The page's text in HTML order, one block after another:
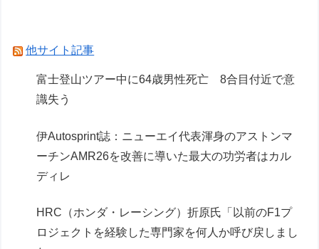
全国を旅行で周るのが趣味の奴でも最後まで残っ
てそうな都道府県ってどこ？？？
Powered by livedoor 相互RSS
他サイト記事
富士登山ツアー中に64歳男性死亡 8合目付近で意
識失う
伊Autosprint誌：ニューエイ代表渾身のアストンマ
ーチンAMR26を改善に導いた最大の功労者はカル
ディレ
HRC（ホンダ・レーシング）折原氏「以前のF1プ
ロジェクトを経験した専門家を何人か呼び戻しまし